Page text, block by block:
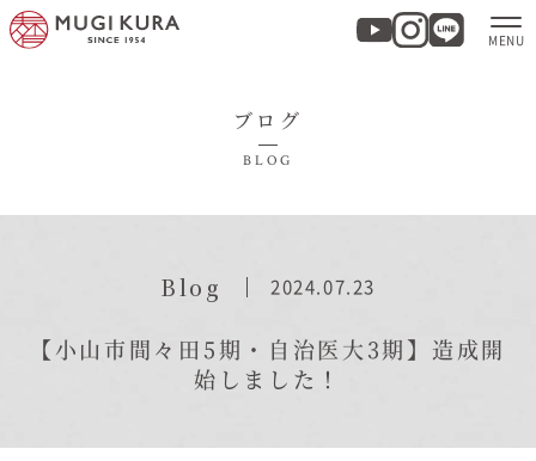
商品紹介
ブログ
BLOG
Blog 2024.07.23
【小山市間々田5期・自治医大3期】造成開
始しました！